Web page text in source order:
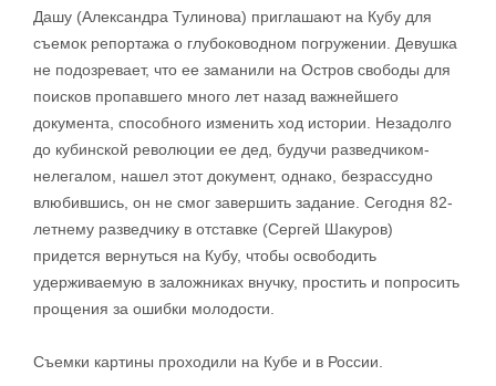
Дашу (Александра Тулинова) приглашают на Кубу для
съемок репортажа о глубоководном погружении. Девушка
не подозревает, что ее заманили на Остров свободы для
поисков пропавшего много лет назад важнейшего
документа, способного изменить ход истории. Незадолго
до кубинской революции ее дед, будучи разведчиком-
нелегалом, нашел этот документ, однако, безрассудно
влюбившись, он не смог завершить задание. Сегодня 82-
летнему разведчику в отставке (Сергей Шакуров)
придется вернуться на Кубу, чтобы освободить
удерживаемую в заложниках внучку, простить и попросить
прощения за ошибки молодости.
Съемки картины проходили на Кубе и в России.